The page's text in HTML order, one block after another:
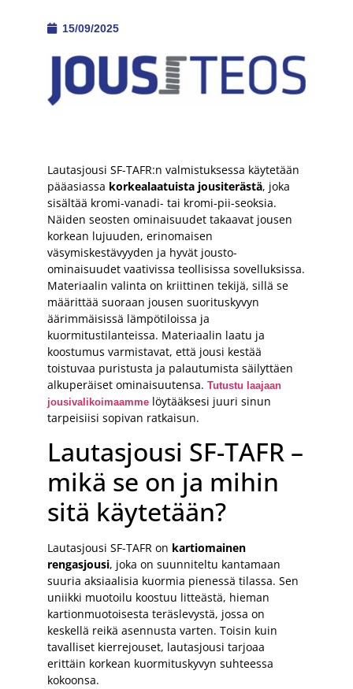
15/09/2025
Lautasjousi SF-TAFR:n valmistuksessa käytetään
pääasiassa korkealaatuista jousiterästä, joka
sisältää kromi-vanadi- tai kromi-pii-seoksia.
Näiden seosten ominaisuudet takaavat jousen
korkean lujuuden, erinomaisen
väsymiskestävyyden ja hyvät jousto-
ominaisuudet vaativissa teollisissa sovelluksissa.
Materiaalin valinta on kriittinen tekijä, sillä se
määrittää suoraan jousen suorituskyvyn
äärimmäisissä lämpötiloissa ja
kuormitustilanteissa. Materiaalin laatu ja
koostumus varmistavat, että jousi kestää
toistuvaa puristusta ja palautumista säilyttäen
alkuperäiset ominaisuutensa. Tutustu laajaan
jousivalikoimaamme löytääksesi juuri sinun
tarpeisiisi sopivan ratkaisun.
Lautasjousi SF-TAFR –
mikä se on ja mihin
sitä käytetään?
Lautasjousi SF-TAFR on kartiomainen
rengasjousi, joka on suunniteltu kantamaan
suuria aksiaalisia kuormia pienessä tilassa. Sen
uniikki muotoilu koostuu litteästä, hieman
kartionmuotoisesta teräslevystä, jossa on
keskellä reikä asennusta varten. Toisin kuin
tavalliset kierrejouset, lautasjousi tarjoaa
erittäin korkean kuormituskyvyn suhteessa
kokoonsa.